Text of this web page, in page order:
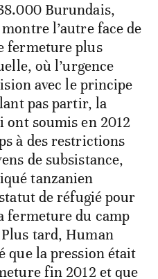
Burundais,
l’autre face de
fermeture plus
où l’urgence
avec le principe
pas partir, la
ont soumis en 2012
à des restrictions
de subsistance,
tanzanien
de réfugié pour
fermeture du camp
tard, Human
que la pression était
fin 2012 et que